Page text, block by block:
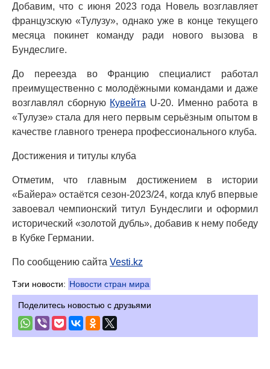
Добавим, что с июня 2023 года Новель возглавляет
французскую «Тулузу», однако уже в конце текущего
месяца покинет команду ради нового вызова в
Бундеслиге.
До переезда во Францию специалист работал
преимущественно с молодёжными командами и даже
возглавлял сборную Кувейта U-20. Именно работа в
«Тулузе» стала для него первым серьёзным опытом в
качестве главного тренера профессионального клуба.
Достижения и титулы клуба
Отметим, что главным достижением в истории
«Байера» остаётся сезон-2023/24, когда клуб впервые
завоевал чемпионский титул Бундеслиги и оформил
исторический «золотой дубль», добавив к нему победу
в Кубке Германии.
По сообщению сайта Vesti.kz
Тэги новости: Новости стран мира
Поделитесь новостью с друзьями